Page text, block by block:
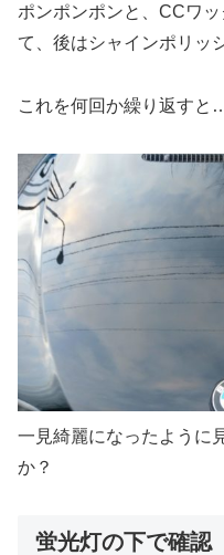
ポンポンポンと、CCワ
て、後はシャインポリッ
これを何回か繰り返すと
一見綺麗になったように
か？
蛍光灯の下で確認